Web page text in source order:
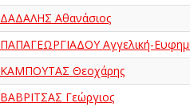
ΔΑΔΑΛΗΣ Αθανάσιος
ΠΑΠΑΓΕΩΡΓΙΑΔΟΥ Αγγελική-
ΚΑΜΠΟΥΤΑΣ Θεοχάρης
ΒΑΒΡΙΤΣΑΣ Γεώργιος